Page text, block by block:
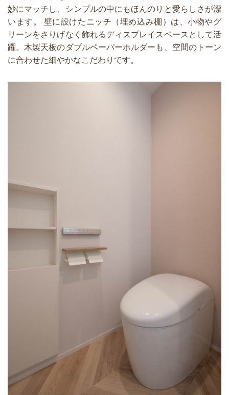
妙にマッチし、シンプルの中にもほんのりと愛らしさが漂
います。 壁に設けたニッチ（埋め込み棚）は、小物やグ
リーンをさりげなく飾れるディスプレイスペースとして活
躍。木製天板のダブルペーパーホルダーも、空間のトーン
に合わせた細やかなこだわりです。